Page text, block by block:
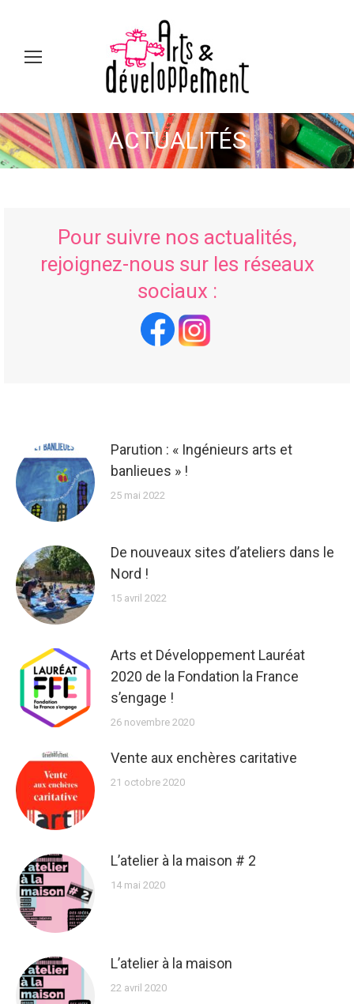
ACTUALITÉS
Vous êtes ici :
Pour suivre nos actualités,
rejoignez-nous sur les réseaux
sociaux :
Parution : « Ingénieurs arts et
banlieues » !
25 mai 2022
De nouveaux sites d’ateliers dans le
Nord !
15 avril 2022
Arts et Développement Lauréat
2020 de la Fondation la France
s’engage !
26 novembre 2020
Vente aux enchères caritative
21 octobre 2020
L’atelier à la maison # 2
14 mai 2020
L’atelier à la maison
22 avril 2020